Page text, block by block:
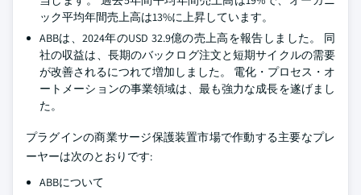
ック平均年間売上高は13%に上昇しています。
ABBは、2024年のUSD 32.9億の売上高を報告しました。 同
社の収益は、長期のバックログ注文と短期サイクルの需要
が改善されるにつれて増加しました。 電化・プロセス・オ
ートメーションの事業領域は、最も強力な成長を遂げまし
た。
プラグインの商業サージ保護装置市場で作動する主要なプレ
ーヤーは次のとおりです:
ABBについて